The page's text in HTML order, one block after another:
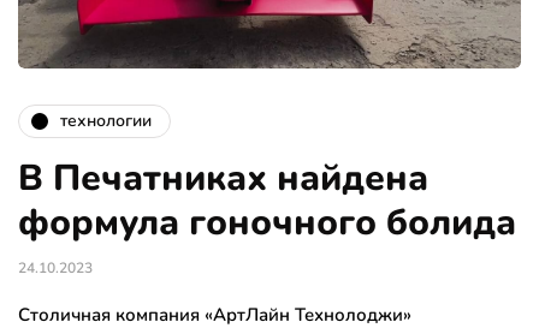
технологии
В Печатниках найдена
формула гоночного болида
24.10.2023
Столичная компания «АртЛайн Технолоджи»